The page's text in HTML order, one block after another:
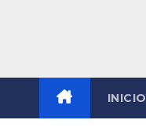
INICIO